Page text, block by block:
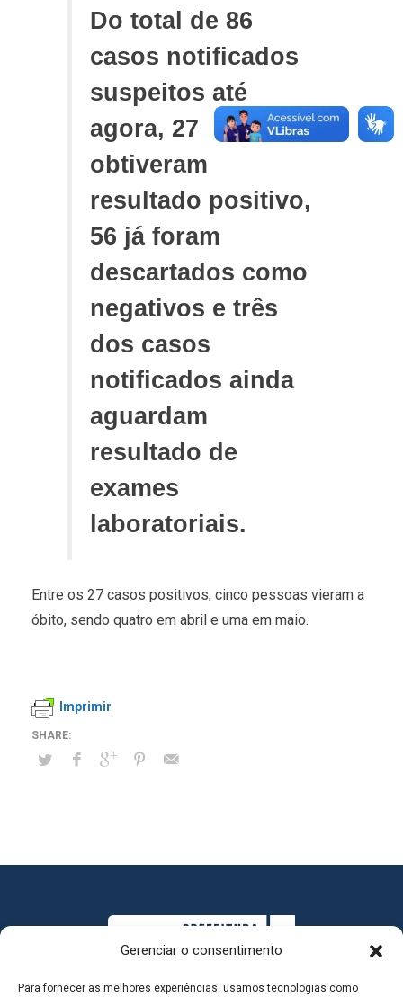
Gerenciar o consentimento
Para fornecer as melhores experiências, usamos tecnologias como
Do total de 86
casos notificados
suspeitos até
agora, 27
obtiveram
resultado positivo,
56 já foram
descartados como
negativos e três
dos casos
notificados ainda
aguardam
resultado de
exames
laboratoriais.
Entre os 27 casos positivos, cinco pessoas vieram a
óbito, sendo quatro em abril e uma em maio.
Imprimir